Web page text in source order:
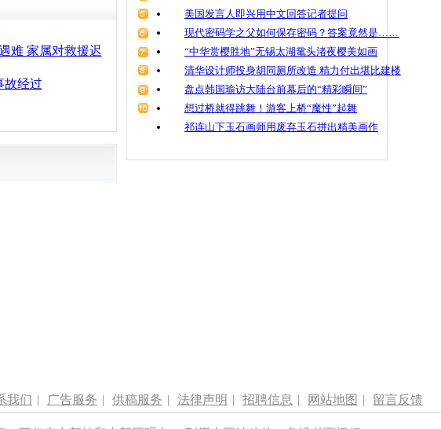
难 家属对救援迟
故经过
美国发言人即兴用中文回答记者提问
现代密码学之父如何保存密码？答案竟然是……
“中华赏樱胜地”无锡太湖鼋头渚夜樱美如画
清华设计师投身胡同厕所改造 精力付出堪比建楼
盘点韩国瑜访大陆台前幕后的“精彩瞬间”
想过桥就得跳舞！游客上桥“魔性”起舞
祁连山下玉石画师用废弃玉石拼出精美画作
我们 | 广告服务 | 供稿服务 | 法律声明 | 招聘信息 | 网站地图 | 留言反馈